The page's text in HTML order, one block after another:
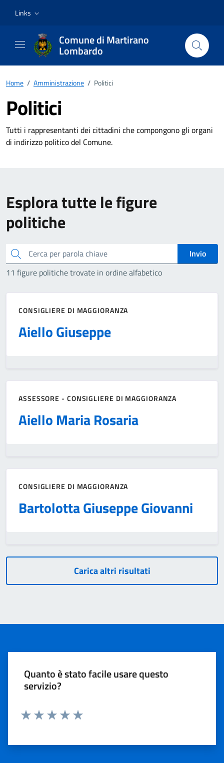
Links
Comune di Martirano
Lombardo
Home / Amministrazione / Politici
Politici
Tutti i rappresentanti dei cittadini che compongono gli organi
di indirizzo politico del Comune.
Esplora tutte le figure
politiche
Cerca
Invio
11 figure politiche trovate in ordine alfabetico
CONSIGLIERE DI MAGGIORANZA
Aiello Giuseppe
ASSESSORE - CONSIGLIERE DI MAGGIORANZA
Aiello Maria Rosaria
CONSIGLIERE DI MAGGIORANZA
Bartolotta Giuseppe Giovanni
Carica altri risultati
Quanto è stato facile usare questo
servizio?